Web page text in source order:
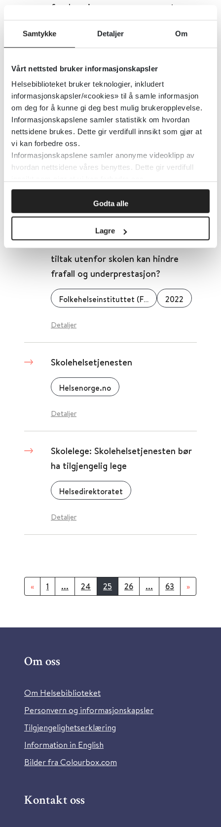
Samtykke Detaljer Om
Vårt nettsted bruker informasjonskapsler
Helsebiblioteket bruker teknologier, inkludert
informasjonskapsler/«cookies» til å samle informasjon
om deg for å kunne gi deg best mulig brukeropplevelse.
Informasjonskapslene samler statistikk om hvordan
nettsidene brukes. Dette gir verdifull innsikt som gjør at
vi kan forbedre oss.
Informasjonskapslene samler anonyme videoklipp av
hvordan nettsidene våres benyttes. Dette gir verdifull
Godta alle
Lagre
forebyggingsprogrammer mot
vold
Cochrane Library 2006
Detaljer
Skoleferdigheter og psykisk helse
hos 8-åringer. Betydningen av
pedagogisk praksis i barnehagen
og læringsmiljø i skolen
Folkehelseinstituttet (FHI) 2022
Skolefrafall - Hvilke skolerettede
tiltak utenfor skolen kan hindre
frafall og underprestasjon?
Folkehelseinstituttet (FHI) 2022
Detaljer
Skolehelsetjenesten
Helsenorge.no
Detaljer
Skolelege: Skolehelsetjenesten bør
ha tilgjengelig lege
Helsedirektoratet
Detaljer
« 1 ... 24 25 26 ... 63 »
Om oss
Om Helsebiblioteket
Personvern og informasjonskapsler
Tilgjengelighetserklæring
Information in English
Bilder fra Colourbox.com
Kontakt oss